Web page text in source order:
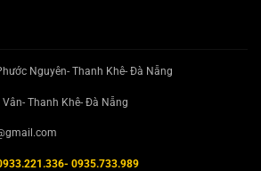
Nguyên- Thanh Khê- Đà Nẵng
Thanh Khê- Đà Nẵng
0935.733.989